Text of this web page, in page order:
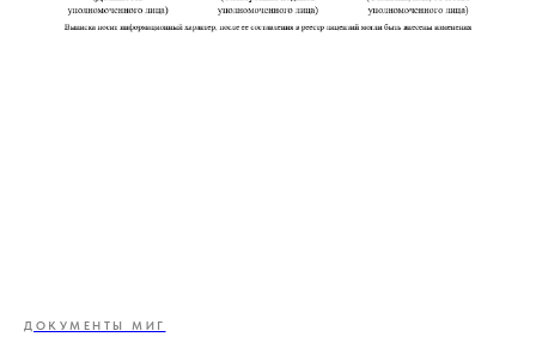
ДОКУМЕНТЫ МИГ